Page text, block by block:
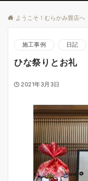
ようこそ！むらかみ畳店へ
施工事例 日記
ひな祭りとお礼
2021年3月3日